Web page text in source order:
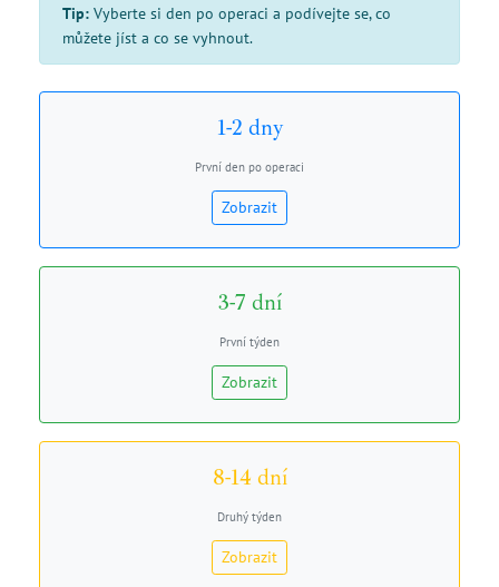
Tip: Vyberte si den po operaci a podívejte se, co
můžete jíst a co se vyhnout.
1-2 dny
První den po operaci
Zobrazit
3-7 dní
První týden
Zobrazit
8-14 dní
Druhý týden
Zobrazit